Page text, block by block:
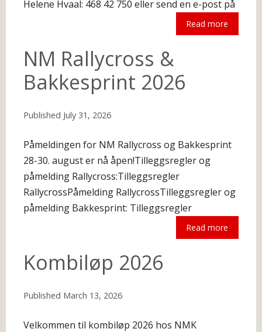
Helene Hvaal: 468 42 750 eller send en e-post på
Read more
NM Rallycross &
Bakkesprint 2026
Published July 31, 2026
Påmeldingen for NM Rallycross og Bakkesprint
28-30. august er nå åpen!Tilleggsregler og
påmelding Rallycross:Tilleggsregler
RallycrossPåmelding RallycrossTilleggsregler og
påmelding Bakkesprint: Tilleggsregler
Read more
Kombiløp 2026
Published March 13, 2026
Velkommen til kombiløp 2026 hos NMK